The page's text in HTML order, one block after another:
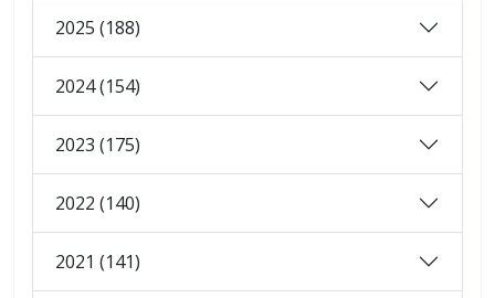
2025 (188)
2024 (154)
2023 (175)
2022 (140)
2021 (141)